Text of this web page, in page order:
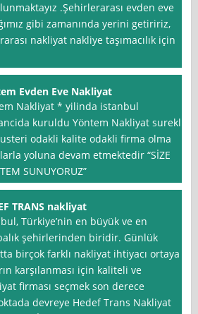
.Şehirlerarası evden eve
gibi zamanında yerini getiririz,
nakliyat nakliye taşımacılık için
Evden Eve Nakliyat
Nakliyat * yilinda istanbul
kuruldu Yöntem Nakliyat surekli
odakli kalite odakli firma olma
yoluna devam etmektedir “SİZE
SUNUYORUZ”
TRANS nakliyat
Türkiye’nin en büyük ve en
şehirlerinden biridir. Günlük
birçok farklı nakliyat ihtiyacı ortaya
karşılanması için kaliteli ve
firması seçmek son derece
devreye Hedef Trans Nakliyat